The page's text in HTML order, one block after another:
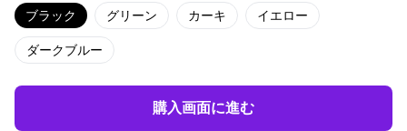
ブラック グリーン カーキ イエロー
ダークブルー
購入画面に進む